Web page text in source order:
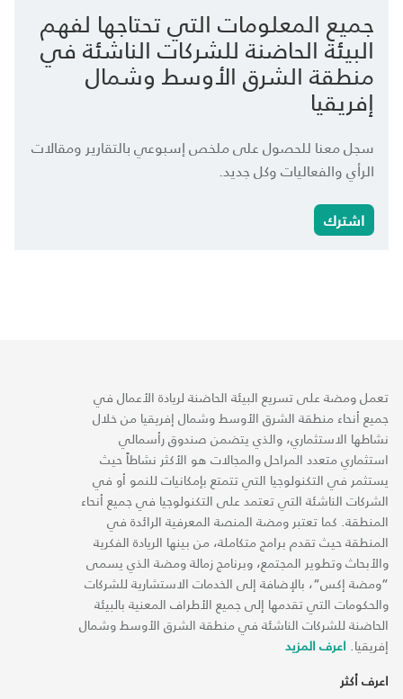
جميع المعلومات التي تحتاجها لفهم
البيئة الحاضنة للشركات الناشئة في
منطقة الشرق الأوسط وشمال
إفريقيا
سجل معنا للحصول على ملخص إسبوعي بالتقارير ومقالات
الرأي والفعاليات وكل جديد.
اشترك
تعمل ومضة على تسريع البيئة الحاضنة لريادة الأعمال في
جميع أنحاء منطقة الشرق الأوسط وشمال إفريقيا من خلال
نشاطها الاستثماري، والذي يتضمن صندوق رأسمالي
استثماري متعدد المراحل والمجالات هو الأكثر نشاطاً حيث
يستثمر في التكنولوجيا التي تتمتع بإمكانيات للنمو أو في
الشركات الناشئة التي تعتمد على التكنولوجيا في جميع أنحاء
المنطقة. كما تعتبر ومضة المنصة المعرفية الرائدة في
المنطقة حيث تقدم برامج متكاملة، من بينها الريادة الفكرية
والأبحاث وتطوير المجتمع، وبرنامج زمالة ومضة الذي يسمى
“ومضة إكس“، بالإضافة إلى الخدمات الاستشارية للشركات
والحكومات التي تقدمها إلى جميع الأطراف المعنية بالبيئة
الحاضنة للشركات الناشئة في منطقة الشرق الأوسط وشمال
إفريقيا. اعرف المزيد
اعرف أكثر